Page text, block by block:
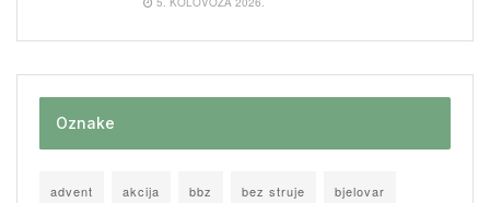
Oznake
advent akcija bbz bez struje bjelovar